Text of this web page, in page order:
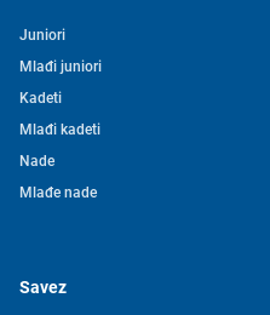
Juniori
Mlađi juniori
Kadeti
Mlađi kadeti
Nade
Mlađe nade
Savez